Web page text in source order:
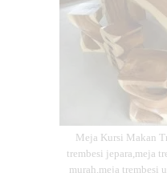
Meja Kursi Makan
trembesi jepara,meja
murah,meja trembesi